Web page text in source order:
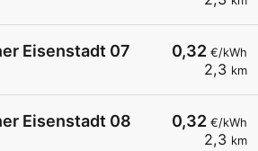
0,32 €/kWh
2,3 km
Eisenstadt 07
0,32 €/kWh
2,3 km
Eisenstadt 08